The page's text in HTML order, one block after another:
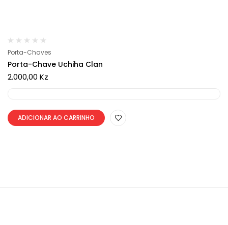
Porta-Chaves
Porta-Chave Uchiha Clan
2.000,00 Kz
ADICIONAR AO CARRINHO